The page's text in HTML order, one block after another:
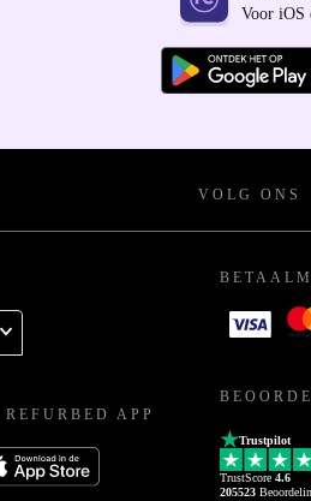
Voor iOS
VOLG ONS
APP
Trustpilot
TrustScore 4.6
205523